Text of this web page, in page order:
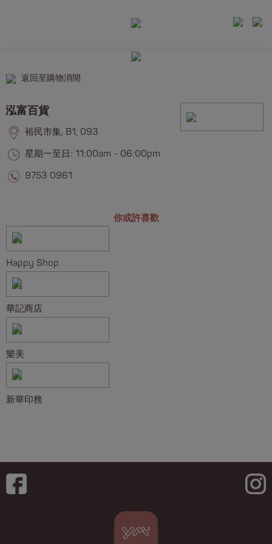
返回至購物消閒
泓富百貨
裕民市集, B1, 093
星期一至日: 11:00am - 06:00pm
9753 0961
你或許喜歡
Happy Shop
華記商店
樂美
新華印務